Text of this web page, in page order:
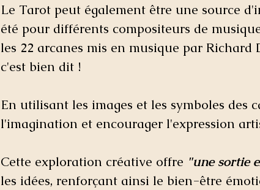
Le Tarot peut également être une source
été pour différents compositeurs de
les 22 arcanes mis en musique par Richard
c'est bien dit !
En utilisant les images et les symboles des
l'imagination et encourager l'expression
Cette exploration créative offre "une sortie
les idées, renforçant ainsi le bien-être